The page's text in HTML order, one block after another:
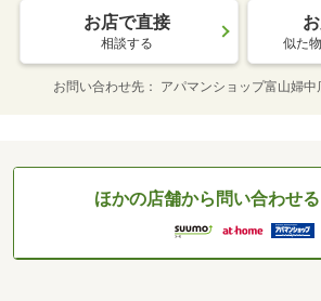
お店で直接
相談する 似た
お問い合わせ先 アパマンショップ富山婦中
ほかの店舗から問い合わせる